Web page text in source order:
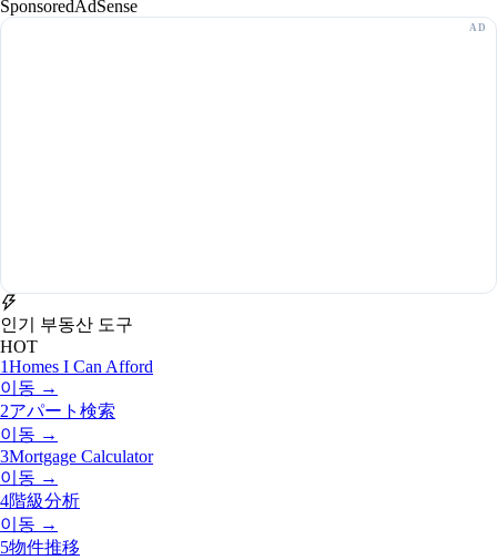
SponsoredAdSense
인기 부동산 도구
HOT
1Homes I Can Afford
이동 →
2アパート検索
이동 →
3Mortgage Calculator
이동 →
4階級分析
이동 →
5物件推移